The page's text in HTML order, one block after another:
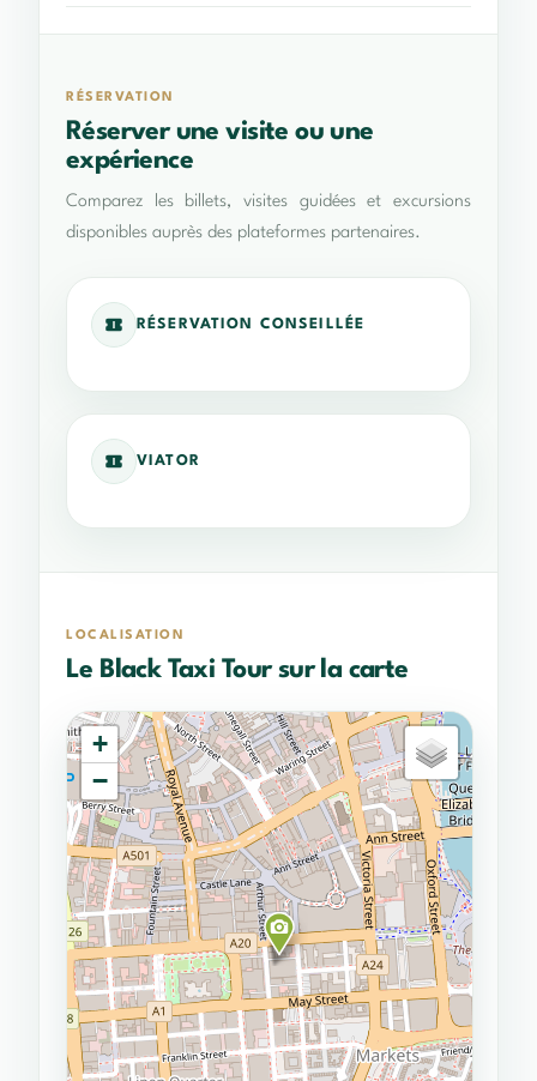
RÉSERVATION
Réserver une visite ou une
expérience
Comparez les billets, visites guidées et excursions
disponibles auprès des plateformes partenaires.
RÉSERVATION CONSEILLÉE
VIATOR
LOCALISATION
Le Black Taxi Tour sur la carte
+
−